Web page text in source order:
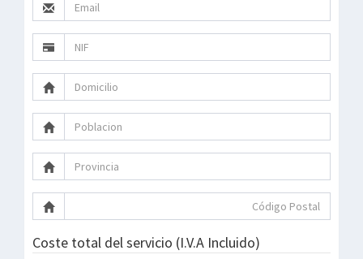
Coste total del servicio (I.V.A Incluido)